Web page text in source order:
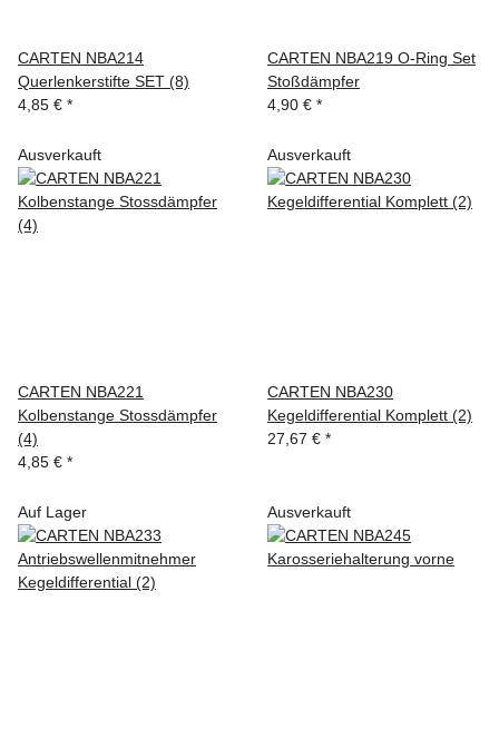
CARTEN NBA214
Querlenkerstifte SET (8)
4,85 € *
CARTEN NBA219 O-Ring Set
Stoßdämpfer
4,90 € *
Ausverkauft
CARTEN NBA221
Kolbenstange Stossdämpfer
(4)
4,85 € *
Ausverkauft
CARTEN NBA230
Kegeldifferential Komplett (2)
27,67 € *
Auf Lager Ausverkauft